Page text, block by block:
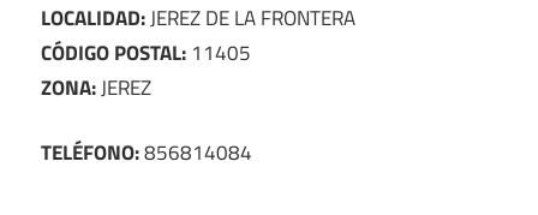
LOCALIDAD:JEREZ DE LA FRONTERA
CÓDIGO POSTAL: 11405
ZONA:JEREZ
TELÉFONO:856814084